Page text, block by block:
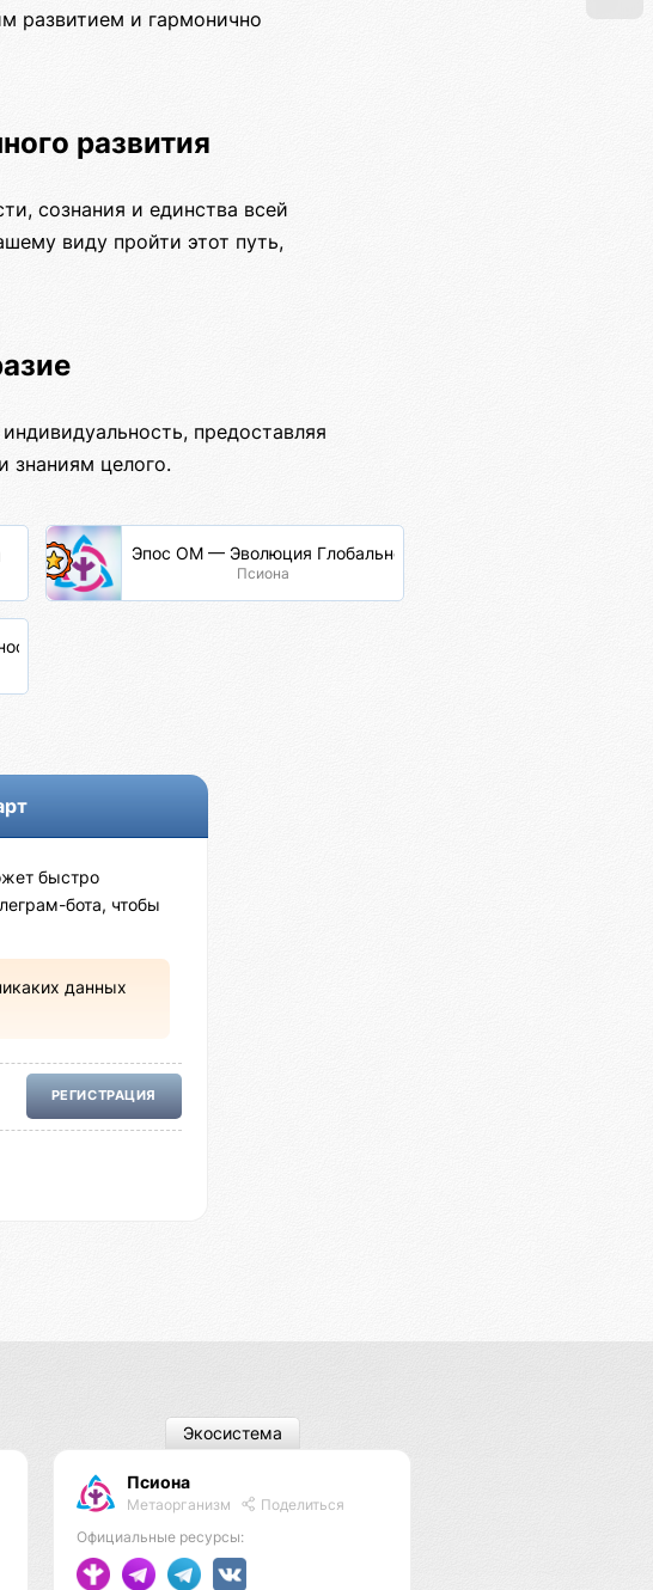
развитием и гармонично
развития
сознания и единства всей
виду пройти этот путь,
предоставляя
знаниям целого.
Эпос ОМ — Эволюция Глобальной Сети
Псиона
Разума
быстро
бота, чтобы
данных
РЕГИСТРАЦИЯ
Псиона
Метаорганизм
Поделиться
Официальные ресурсы:
Экосистема